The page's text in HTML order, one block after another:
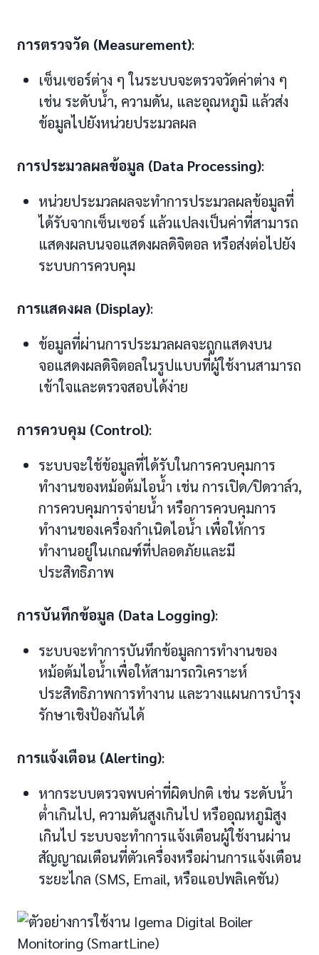
การตรวจวัด (Measurement):
เซ็นเซอร์ต่าง ๆ ในระบบจะตรวจวัดค่าต่าง ๆ
เช่น ระดับน้ำ, ความดัน, และอุณหภูมิ แล้วส่ง
ข้อมูลไปยังหน่วยประมวลผล
การประมวลผลข้อมูล (Data Processing):
หน่วยประมวลผลจะทำการประมวลผลข้อมูลที่
ได้รับจากเซ็นเซอร์ แล้วแปลงเป็นค่าที่สามารถ
แสดงผลบนจอแสดงผลดิจิตอล หรือส่งต่อไปยัง
ระบบการควบคุม
การแสดงผล (Display):
ข้อมูลที่ผ่านการประมวลผลจะถูกแสดงบน
จอแสดงผลดิจิตอลในรูปแบบที่ผู้ใช้งานสามารถ
เข้าใจและตรวจสอบได้ง่าย
การควบคุม (Control):
ระบบจะใช้ข้อมูลที่ได้รับในการควบคุมการ
ทำงานของหม้อต้มไอน้ำ เช่น การเปิด/ปิดวาล์ว,
การควบคุมการจ่ายน้ำ หรือการควบคุมการ
ทำงานของเครื่องกำเนิดไอน้ำ เพื่อให้การ
ทำงานอยู่ในเกณฑ์ที่ปลอดภัยและมี
ประสิทธิภาพ
การบันทึกข้อมูล (Data Logging):
ระบบจะทำการบันทึกข้อมูลการทำงานของ
หม้อต้มไอน้ำเพื่อให้สามารถวิเคราะห์
ประสิทธิภาพการทำงาน และวางแผนการบำรุง
รักษาเชิงป้องกันได้
การแจ้งเตือน (Alerting):
หากระบบตรวจพบค่าที่ผิดปกติ เช่น ระดับน้ำ
ต่ำเกินไป, ความดันสูงเกินไป หรืออุณหภูมิสูง
เกินไป ระบบจะทำการแจ้งเตือนผู้ใช้งานผ่าน
สัญญาณเตือนที่ตัวเครื่องหรือผ่านการแจ้งเตือน
ระยะไกล (SMS, Email, หรือแอปพลิเคชัน)